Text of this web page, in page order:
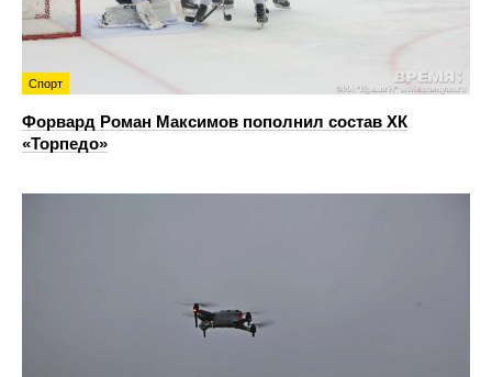
Спорт
Форвард Роман Максимов пополнил состав ХК
«Торпедо»